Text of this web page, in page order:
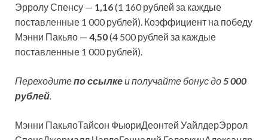
Эрролу Спенсу — 1,16(1 160 рублей за каждые
поставленные 1 000 рублей). Коэффициент на победу
Мэнни Пакьяо — 4,50(4 500 рублей за каждые
поставленные 1 000 рублей).
Переходитепо ссылкеи получайте бонус до5 000
рублей.
Мэнни ПакьяоТайсон ФьюриДеонтей УайлдерЭррол